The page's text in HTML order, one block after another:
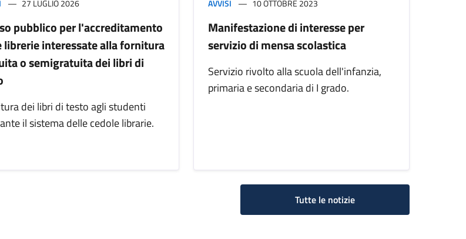
27 LUGLIO 2026
pubblico per l'accreditamento
librerie interessate alla fornitura
o semigratuita dei libri di
dei libri di testo agli studenti
il sistema delle cedole librarie.
AVVISI 10 OTTOBRE 2023
Manifestazione di interesse per
servizio di mensa scolastica
Servizio rivolto alla scuola dell'infanzia,
primaria e secondaria di I grado.
Tutte le notizie